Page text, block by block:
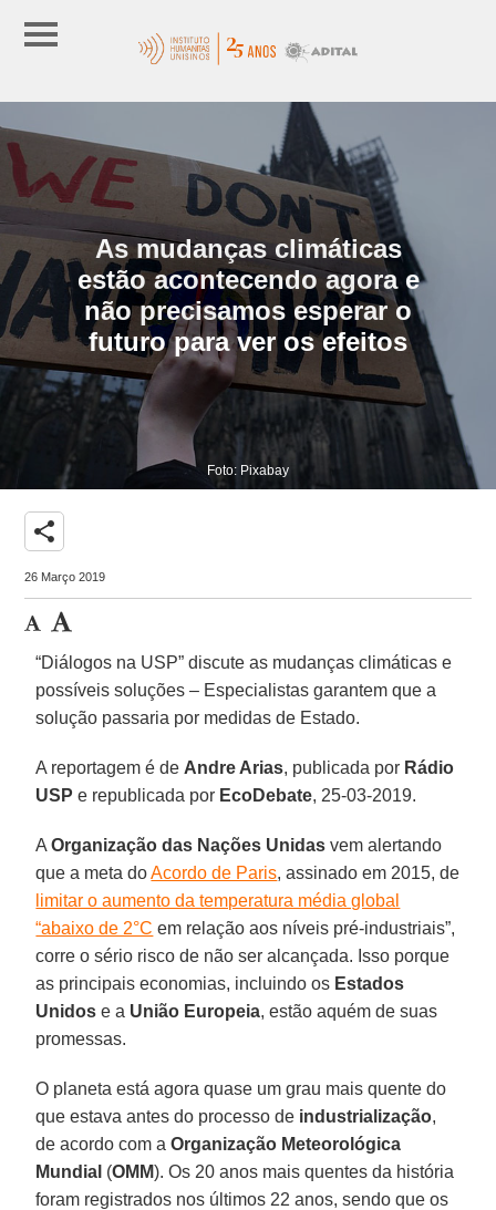
As mudanças climáticas
estão acontecendo agora e
não precisamos esperar o
futuro para ver os efeitos
Foto: Pixabay
share
26 Março 2019
“Diálogos na USP” discute as mudanças climáticas e
possíveis soluções – Especialistas garantem que a
solução passaria por medidas de Estado.
A reportagem é de Andre Arias, publicada por Rádio
USP e republicada por EcoDebate, 25-03-2019.
AOrganização das Nações Unidas vem alertando
que a meta doAcordo de Paris, assinado em 2015, de
limitar o aumento da temperatura média global
“abaixo de 2°C em relação aos níveis pré-industriais”,
corre o sério risco de não ser alcançada. Isso porque
as principais economias, incluindo os Estados
Unidose a União Europeia, estão aquém de suas
promessas.
O planeta está agora quase um grau mais quente do
que estava antes do processo de industrialização,
de acordo com aOrganização Meteorológica
Mundial (OMM). Os 20 anos mais quentes da história
foram registrados nos últimos 22 anos, sendo que os